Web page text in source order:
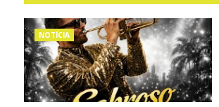
NOTÍCIA